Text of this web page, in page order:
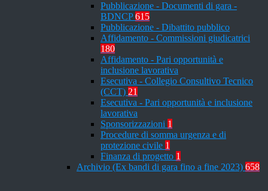
Pubblicazione - Documenti di gara -
BDNCP615
Pubblicazione - Dibattito pubblico
Affidamento - Commissioni giudicatrici
180
Affidamento - Pari opportunità e
inclusione lavorativa
Esecutiva - Collegio Consultivo Tecnico
(CCT) 21
Esecutiva - Pari opportunità e inclusione
lavorativa
Sponsorizzazioni 1
Procedure di somma urgenza e di
protezione civile 1
Finanza di progetto 1
Archivio (Ex bandi di gara fino a fine 2023) 658